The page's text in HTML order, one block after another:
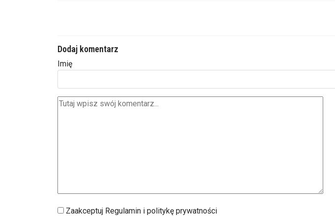
Dodaj komentarz
Imię
Zaakceptuj Regulamin i politykę prywatności